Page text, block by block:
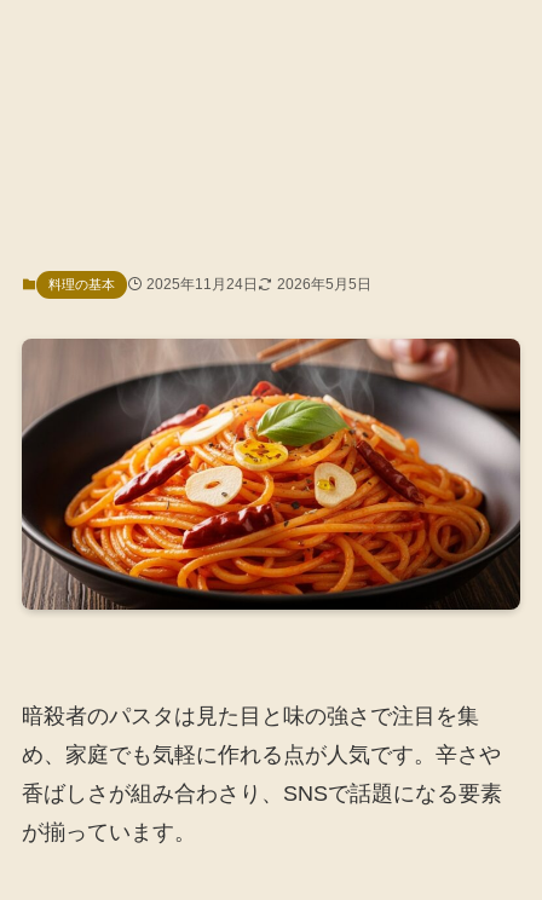
料理の基本 2025年11月24日 2026年5月5日
暗殺者のパスタは見た目と味の強さで注目を集
め、家庭でも気軽に作れる点が人気です。辛さや
香ばしさが組み合わさり、SNSで話題になる要素
が揃っています。